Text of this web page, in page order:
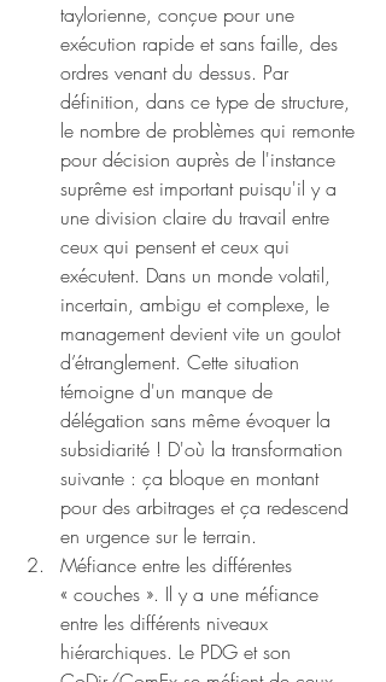
taylorienne, conçue pour une
exécution rapide et sans faille, des
ordres venant du dessus. Par
définition, dans ce type de structure,
le nombre de problèmes qui remonte
pour décision auprès de l'instance
suprême est important puisqu'il y a
une division claire du travail entre
ceux qui pensent et ceux qui
exécutent. Dans un monde volatil,
incertain, ambigu et complexe, le
management devient vite un goulot
d’étranglement. Cette situation
témoigne d'un manque de
délégation sans même évoquer la
subsidiarité ! D'où la transformation
suivante : ça bloque en montant
pour des arbitrages et ça redescend
en urgence sur le terrain.
Méfiance entre les différentes
« couches ». Il y a une méfiance
entre les différents niveaux
hiérarchiques. Le PDG et son